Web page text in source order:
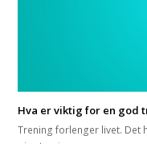
Hva er viktig for en god
Trening forlenger livet. Det